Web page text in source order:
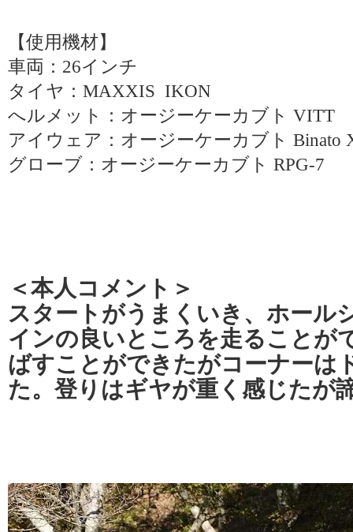
【使用機材】
車両：26インチ
タイヤ：MAXXIS IKON
へルメット：オージーケーカブト VITT
アイウェア：オージーケーカブト Binato
グローブ：オージーケーカブト RPG-7
＜本人コメント＞
スタートがうまくいき、ホール
インの良いところを走ることが
ばすことができたがコーナーは
た。登りはギヤが重く感じたが